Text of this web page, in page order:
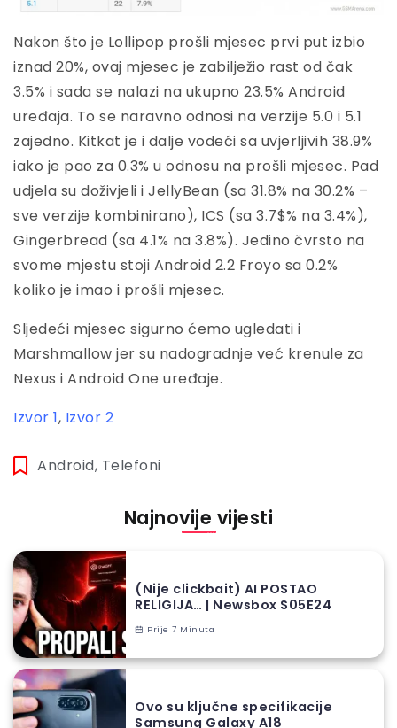
Nakon što je Lollipop prošli mjesec prvi put izbio
iznad 20%, ovaj mjesec je zabilježio rast od čak
3.5% i sada se nalazi na ukupno 23.5% Android
uređaja. To se naravno odnosi na verzije 5.0 i 5.1
zajedno. Kitkat je i dalje vodeći sa uvjerljivih 38.9%
iako je pao za 0.3% u odnosu na prošli mjesec. Pad
udjela su doživjeli i JellyBean (sa 31.8% na 30.2% –
sve verzije kombinirano), ICS (sa 3.7$% na 3.4%),
Gingerbread (sa 4.1% na 3.8%). Jedino čvrsto na
svome mjestu stoji Android 2.2 Froyo sa 0.2%
koliko je imao i prošli mjesec.
Sljedeći mjesec sigurno ćemo ugledati i
Marshmallow jer su nadogradnje već krenule za
Nexus i Android One uređaje.
Izvor 1, Izvor 2
Android, Telefoni
Najnovije vijesti
(Nije clickbait) AI POSTAO
RELIGIJA… | Newsbox S05E24
Prije 7 Minuta
Ovo su ključne specifikacije
Samsung Galaxy A18